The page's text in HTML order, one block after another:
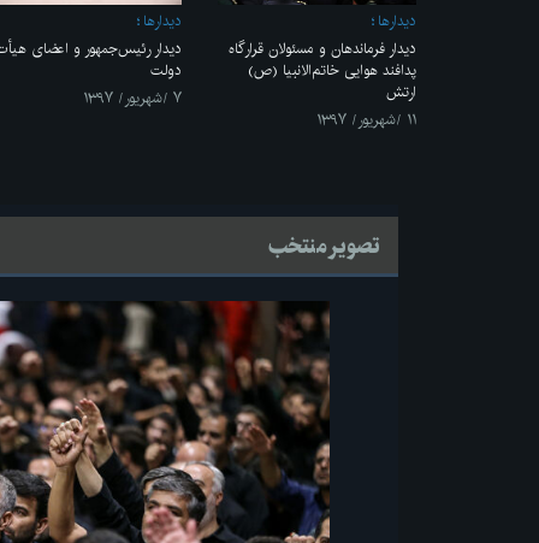
ديدارها
دیدار فرماندهان و مسئولان قرارگاه
پدافند هوایی خاتم‌الانبیا (ص)
ارتش
۱۱ /شهریور/ ۱۳۹۷
ديدارها
دیدار رئیس‌جمهور و اعضای
دولت
۷ /شهریور/ ۱۳۹۷
تصویر منتخب